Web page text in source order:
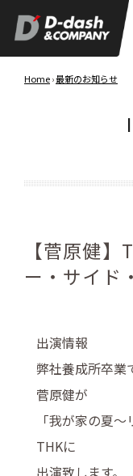
Home›最新のお知らせ
【菅原健
ー・サイド
出演情報
弊社養成所卒業
菅原健が
「我が家の夏
THKに